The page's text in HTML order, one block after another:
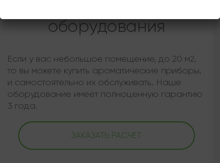
оборудования
Если у вас небольшое помещение, до 20 м2,
то вы можете купить ароматические приборы,
и самостоятельно их обслуживать. Наше
оборудование имеет полноценную гарантию
3 года.
ЗАКАЗАТЬ РАСЧЕТ